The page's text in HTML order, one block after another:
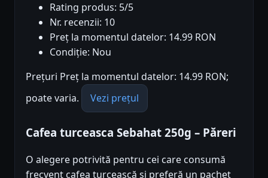
Rating produs: 5/5
Nr. recenzii: 10
Preț la momentul datelor: 14.99 RON
Condiție: Nou
Prețuri Preț la momentul datelor: 14.99 RON;
poate varia.
Vezi prețul
Cafea turceasca Sebahat 250g – Păreri
O alegere potrivită pentru cei care consumă
frecvent cafea turcească și preferă un pachet